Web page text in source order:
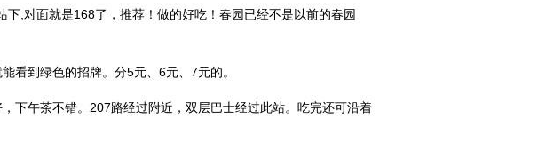
,对面就是168了，推荐！做的好吃！春园已经不是以前的春园
看到绿色的招牌。分5元、6元、7元的。
下午茶不错。207路经过附近，双层巴士经过此站。吃完还可沿着